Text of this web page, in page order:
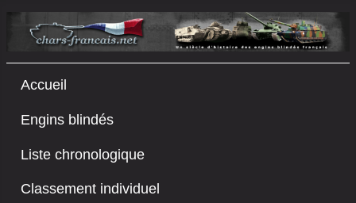
Accueil
Engins blindés
Liste chronologique
Classement individuel